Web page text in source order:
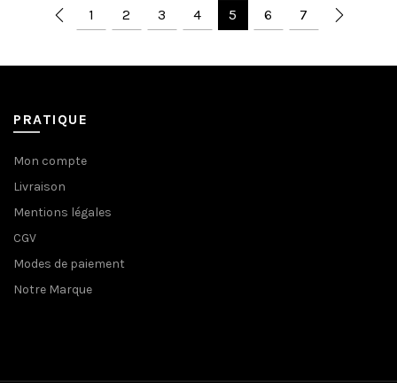
45,00€.
25,00€.
1 2 3 4 5 6 7
PRATIQUE
Mon compte
Livraison
Mentions légales
CGV
Modes de paiement
Notre Marque